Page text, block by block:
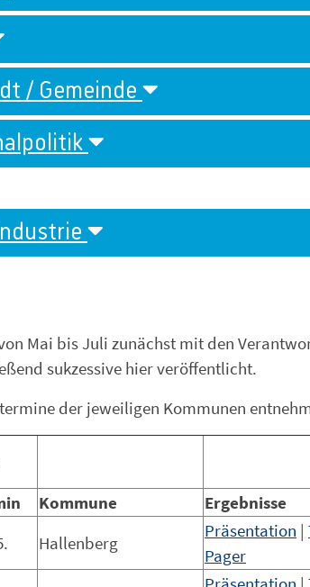
/ Gemeinde
Mai bis Juli zunächst mit den
sukzessive hier veröffentlicht.
der jeweiligen Kommunen
Kommune
Ergebnisse
Hallenberg
Präsentation |
Pager